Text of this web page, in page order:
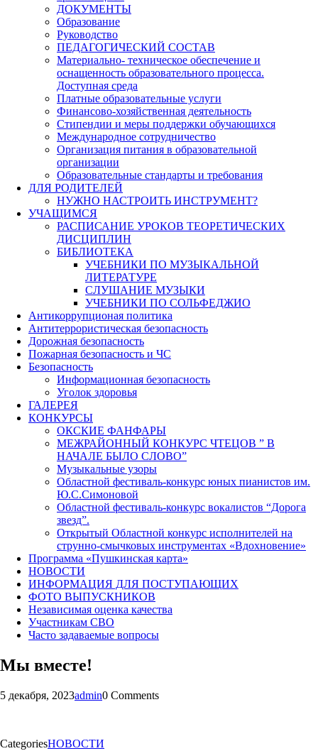
ДОКУМЕНТЫ
Образование
Руководство
ПЕДАГОГИЧЕСКИЙ СОСТАВ
Материально- техническое обеспечение и
оснащенность образовательного процесса.
Доступная среда
Платные образовательные услуги
Финансово-хозяйственная деятельность
Стипендии и меры поддержки обучающихся
Международное сотрудничество
Организация питания в образовательной
организации
Образовательные стандарты и требования
ДЛЯ РОДИТЕЛЕЙ
НУЖНО НАСТРОИТЬ ИНСТРУМЕНТ?
УЧАЩИМСЯ
РАСПИСАНИЕ УРОКОВ ТЕОРЕТИЧЕСКИХ
ДИСЦИПЛИН
БИБЛИОТЕКА
УЧЕБНИКИ ПО МУЗЫКАЛЬНОЙ
ЛИТЕРАТУРЕ
СЛУШАНИЕ МУЗЫКИ
УЧЕБНИКИ ПО СОЛЬФЕДЖИО
Антикоррупционая политика
Антитеррористическая безопасность
Дорожная безопасность
Пожарная безопасность и ЧС
Безопасность
Информационная безопасность
Уголок здоровья
ГАЛЕРЕЯ
КОНКУРСЫ
ОКСКИЕ ФАНФАРЫ
МЕЖРАЙОННЫЙ КОНКУРС ЧТЕЦОВ ” В
НАЧАЛЕ БЫЛО СЛОВО”
Музыкальные узоры
Областной фестиваль-конкурс юных пианистов им.
Ю.С.Симоновой
Областной фестиваль-конкурс вокалистов “Дорога
звезд”.
Открытый Областной конкурс исполнителей на
струнно-смычковых инструментах «Вдохновение»
Программа «Пушкинская карта»
НОВОСТИ
ИНФОРМАЦИЯ ДЛЯ ПОСТУПАЮЩИХ
ФОТО ВЫПУСКНИКОВ
Независимая оценка качества
Участникам СВО
Часто задаваемые вопросы
Мы вместе!
5 декабря, 2023admin0 Comments
CategoriesНОВОСТИ